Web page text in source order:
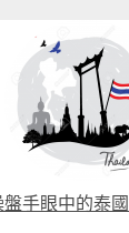
人，並將她們的
他行兇的地點有
意住嗎 此外，這
的Wat Phasee被
的刑場，但至今
後一個被公開斬
地方。 另外，
中3 Thong Lo、
其實有點像香港
重點是不少富二
會租，目的自然
泰國工作的日本
客。 學懂善用
可以看到每個站
名的名稱，比如
空間。 大家想像
中英簽署中英聯
定，但到了1987
濟就是不斷轉型
」，依靠工廠生
不斷在增長，期
地圖上也找不到
盤手眼中的泰